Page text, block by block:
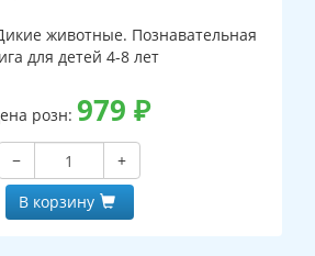
животные. Познавательная
для детей 4-8 лет
розн: 979 ₽
−
+
В корзину